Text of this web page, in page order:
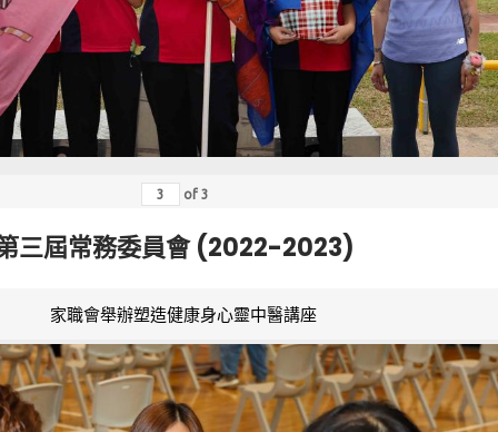
of 3
三屆常務委員會 (2022-2023)
家職會舉辦塑造健康身心靈中醫講座